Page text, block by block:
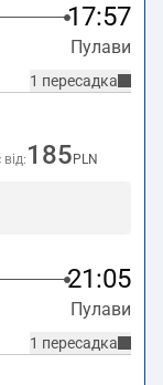
17:57
Пулави
1 пересадка
185 PLN
21:05
Пулави
1 пересадка